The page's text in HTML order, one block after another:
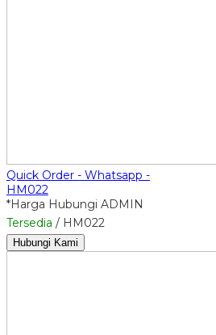
Quick Order - Whatsapp -
HM022
*Harga Hubungi ADMIN
Tersedia / HM022
Hubungi Kami